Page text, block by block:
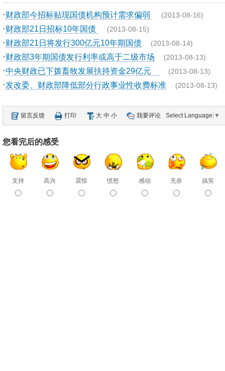
·财政部今招标贴现国债机构预计需求偏弱 (2013-08-16)
·财政部21日招标10年国债 (2013-08-15)
·财政部21日将发行300亿元10年期国债 (2013-08-14)
·财政部3年期国债发行利率或高于二级市场 (2013-08-13)
·中央财政已下拨畜牧发展扶持资金29亿元 (2013-08-13)
·发改委、财政部降低部分行政事业性收费标准 (2013-08-13)
留言反馈 打印 大 中 小 我要评论 Select Language ▼
您看完后的感受
支持 高兴 震惊 愤怒 感动 无奈 搞笑